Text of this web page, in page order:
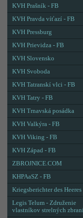
KVH Prašník - FB
KVH Pravda víťazí - FB
KVH Pressburg
KVH Prievidza - FB
KVH Slovensko
KVH Svoboda
KVH Tatranskí vlci - FB
KVH Tatry - FB
KVH Trnavská posádka
KVH Valkýra - FB
KVH Viking - FB
KVH Západ - FB
ZBROJNICE.COM
KHPAaSZ - FB
Kriegsberichter des Heeres
Legis Telum - Združenie
vlastníkov strelných